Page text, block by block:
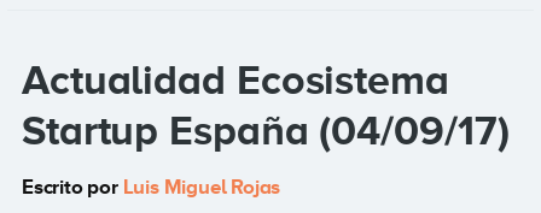
Actualidad Ecosistema
Startup España (04/09/17)
Escrito por Luis Miguel Rojas